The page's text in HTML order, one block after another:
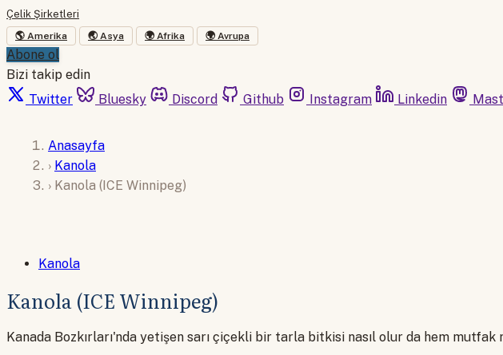
Çelik Şirketleri
🌎 Amerika 🌏 Asya 🌍 Afrika 🌍 Avrupa
Abone ol
Bizi takip edin
Twitter
Bluesky Discord Github Instagram Linkedin
Anasayfa
› Kanola
› Kanola (ICE Winnipeg)
Kanola
Kanola (ICE Winnipeg)
Kanada Bozkırları'nda yetişen sarı çiçekli bir tarla bitkisi nasıl olur da hem